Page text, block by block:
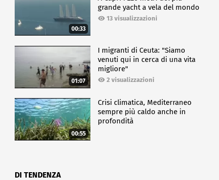
00:33
grande yacht a vela del mondo
13 visualizzazioni
01:07
I migranti di Ceuta: "Siamo
venuti qui in cerca di una vita
migliore"
2 visualizzazioni
00:55
Crisi climatica, Mediterraneo
sempre più caldo anche in
profondità
DI TENDENZA